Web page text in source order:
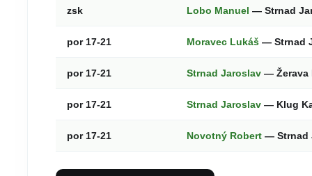
zsk Lobo Manuel — Strnad
por 17-21 Moravec Lukáš — Strnad
por 17-21 Strnad Jaroslav — Žerava
por 17-21 Strnad Jaroslav — Klug
por 17-21 Novotný Robert — Strnad